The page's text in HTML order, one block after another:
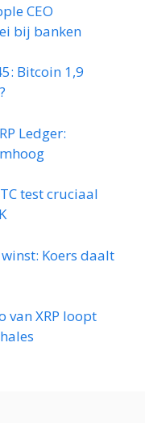
CEO
bij banken
Bitcoin 1,9
Ledger:
test cruciaal
Koers daalt
van XRP loopt